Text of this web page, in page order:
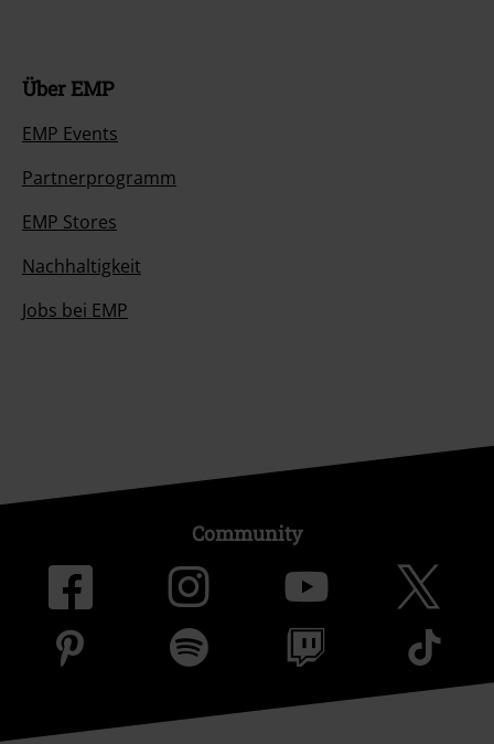
Über EMP
EMP Events
Partnerprogramm
EMP Stores
Nachhaltigkeit
Jobs bei EMP
Community